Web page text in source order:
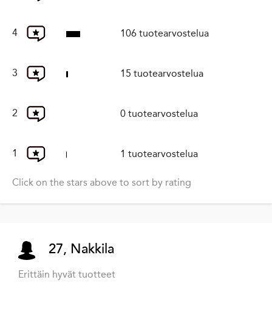
4 106 tuotearvostelua
3 15 tuotearvostelua
2 0 tuotearvostelua
1 1 tuotearvostelua
Click on the stars above to sort by rating
27, Nakkila
Erittäin hyvät tuotteet